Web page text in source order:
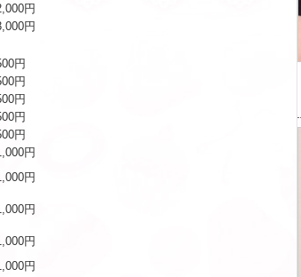
円
円
円
円
円
円
円
円
円
円
円
円